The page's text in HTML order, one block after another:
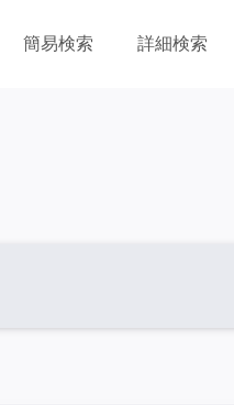
簡易検索 詳細検索